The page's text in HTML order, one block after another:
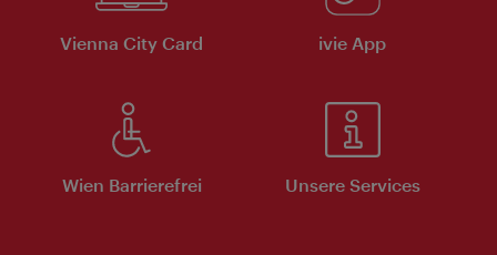
Vienna City Card ivie App
Wien Barrierefrei Unsere Services